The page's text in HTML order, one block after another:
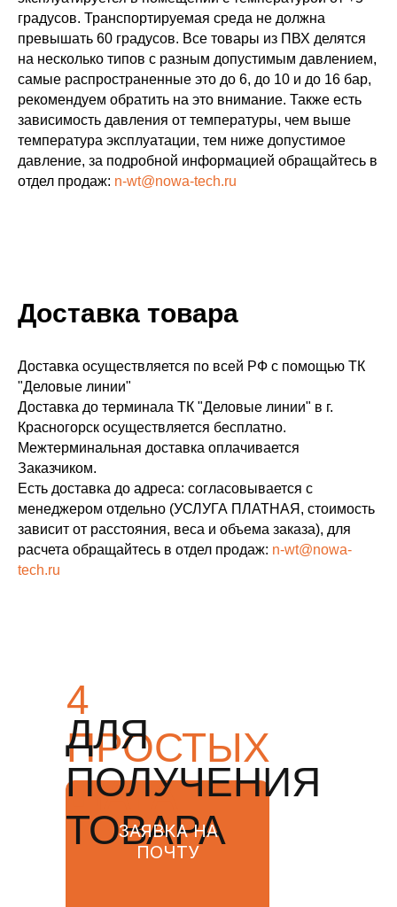
градусов. Транспортируемая среда не должна
превышать 60 градусов. Все товары из ПВХ делятся
на несколько типов с разным допустимым давлением,
самые распространенные это до 6, до 10 и до 16 бар,
рекомендуем обратить на это внимание. Также есть
зависимость давления от температуры, чем выше
температура эксплуатации, тем ниже допустимое
давление, за подробной информацией обращайтесь в
отдел продаж: n-wt@nowa-tech.ru
Доставка товара
Доставка осуществляется по всей РФ с помощью ТК
"Деловые линии"
Доставка до терминала ТК "Деловые линии" в г.
Красногорск осуществляется бесплатно.
Межтерминальная доставка оплачивается
Заказчиком.
Есть доставка до адреса: согласовывается с
менеджером отдельно (УСЛУГА ПЛАТНАЯ, стоимость
зависит от расстояния, веса и объема заказа), для
расчета обращайтесь в отдел продаж: n-wt@nowa-
tech.ru
4
ПРОСТЫХ
ШАГА
ДЛЯ
ПОЛУЧЕНИЯ
ТОВАРА
ЗАЯВКА НА
ПОЧТУ